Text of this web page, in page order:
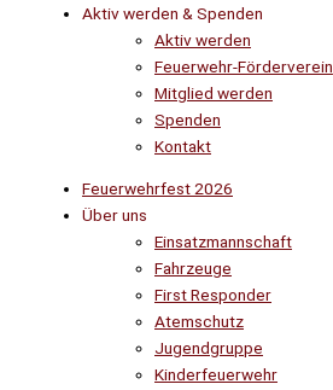
Aktiv werden & Spenden
Aktiv werden
Feuerwehr-Förderverein
Mitglied werden
Spenden
Kontakt
Feuerwehrfest 2026
Über uns
Einsatzmannschaft
Fahrzeuge
First Responder
Atemschutz
Jugendgruppe
Kinderfeuerwehr